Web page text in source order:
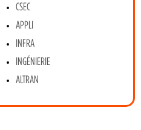
CSEC
APPLI
INFRA
INGÉNIERIE
ALTRAN